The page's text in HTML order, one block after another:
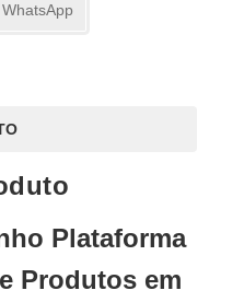
Plataforma
Produtos em